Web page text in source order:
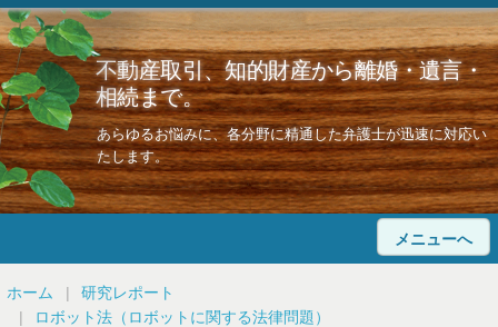
不動産取引、知的財産から離婚・遺言・
相続まで。
あらゆるお悩みに、各分野に精通した弁護士が迅速に対応い
たします。
メニューへ
ホーム
ホーム
研究レポート
ロボット法（ロボットに関する法律問題）